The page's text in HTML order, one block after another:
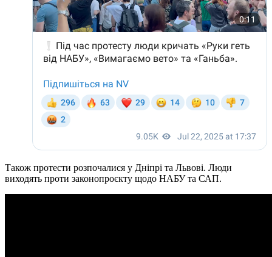
Також протести розпочалися у Дніпрі та Львові. Люди
виходять проти законопроєкту щодо НАБУ та САП.